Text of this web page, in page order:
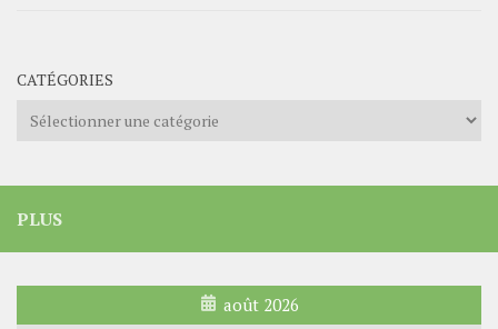
CATÉGORIES
Catégories
PLUS
août 2026